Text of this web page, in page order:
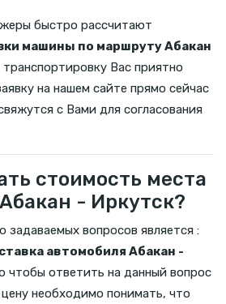
быстро рассчитают
машины по маршруту Абакан
транспортировку Вас приятно
на нашем сайте прямо сейчас
с Вами для согласования
стоимость места
- Иркутск?
задаваемых вопросов является :
автомобиля Абакан -
чтобы ответить на данный вопрос
необходимо понимать, что